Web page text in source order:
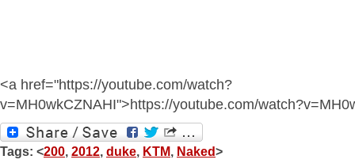
<a href="https://youtube.com/watch?
v=MH0wkCZNAHI">https://youtube.com/
Tags: <200, 2012, duke, KTM, Naked>